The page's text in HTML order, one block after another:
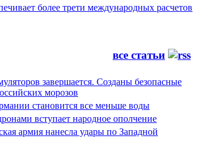
более трети международных расчетов
все статьи
завершается. Созданы безопасные
морозов
становится все меньше воды
вступает народное ополчение
армия нанесла удары по Западной